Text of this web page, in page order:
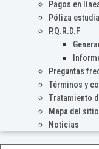
Pagos en
Póliza
P.Q.R.D.F
Preguntas
Términos y
Tratamiento
Mapa del sitio
Noticias